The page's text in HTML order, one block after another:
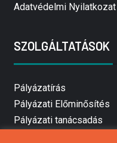
Adatvédelmi Nyilatkozat
SZOLGÁLTATÁSOK
Pályázatírás
Pályázati Előminősítés
Pályázati tanácsadás